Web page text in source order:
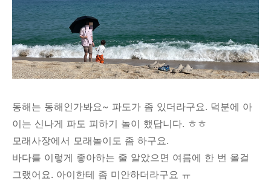
동해는 동해인가봐요~ 파도가 좀 있더라구요. 덕분에 아
이는 신나게 파도 피하기 놀이 했답니다. ㅎㅎ
모래사장에서 모래놀이도 좀 하구요.
바다를 이렇게 좋아하는 줄 알았으면 여름에 한 번 올걸
그랬어요. 아이한테 좀 미안하더라구요 ㅠ